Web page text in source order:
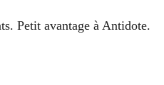
Petit avantage à Antidote.